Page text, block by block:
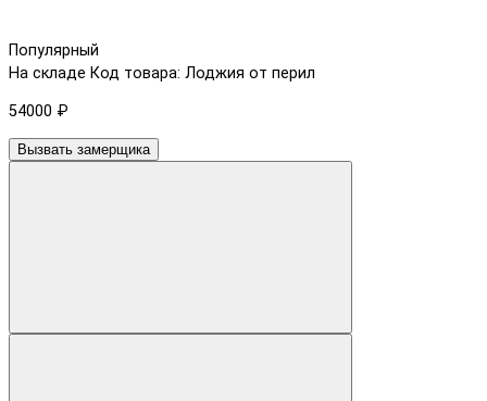
Популярный
На складе Код товара: Лоджия от перил
54000 ₽
Вызвать замерщика